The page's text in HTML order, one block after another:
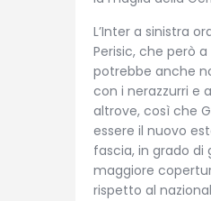
L’Inter a sinistra
Perisic, che però
potrebbe anche
con i nerazzurri e
altrove, così che
essere il nuovo
fascia, in grado di
maggiore
rispetto al